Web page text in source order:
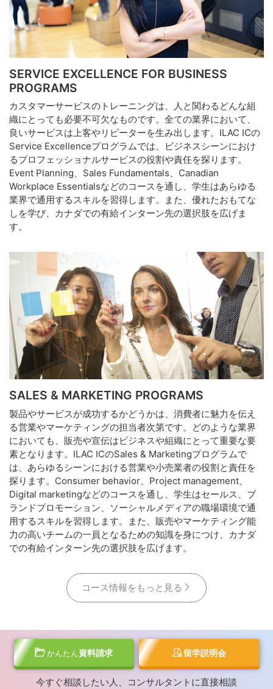
SERVICE EXCELLENCE FOR BUSINESS
PROGRAMS
カスタマーサービスのトレーニングは、人と関わるどんな組
織にとっても必要不可欠なものです。全ての業界において、
良いサービスは上客やリピーターを生み出します。ILAC ICの
Service Excellenceプログラムでは、ビジネスシーンにおけ
るプロフェッショナルサービスの役割や責任を探ります。
Event Planning、Sales Fundamentals、Canadian
Workplace Essentialsなどのコースを通し、学生はあらゆる
業界で通用するスキルを習得します。また、優れたおもてな
しを学び、カナダでの有給インターン先の選択肢を広げま
す。
SALES & MARKETING PROGRAMS
製品やサービスが成功するかどうかは、消費者に魅力を伝え
る営業やマーケティングの担当者次第です。どのような業界
においても、販売や宣伝はビジネスや組織にとって重要な要
素となります。ILAC ICのSales & Marketingプログラムで
は、あらゆるシーンにおける営業や小売業者の役割と責任を
探ります。Consumer behavior、Project management、
Digital marketingなどのコースを通し、学生はセールス、ブ
ランドプロモーション、ソーシャルメディアの職場環境で通
用するスキルを習得します。また、販売やマーケティング能
力の高いチームの一員となるための知識を身につけ、カナダ
での有給インターン先の選択肢を広げます。
コース情報をもっと見る
かんたん資料請求 留学説明会
今すぐ相談したい人、コンサルタントに直接相談